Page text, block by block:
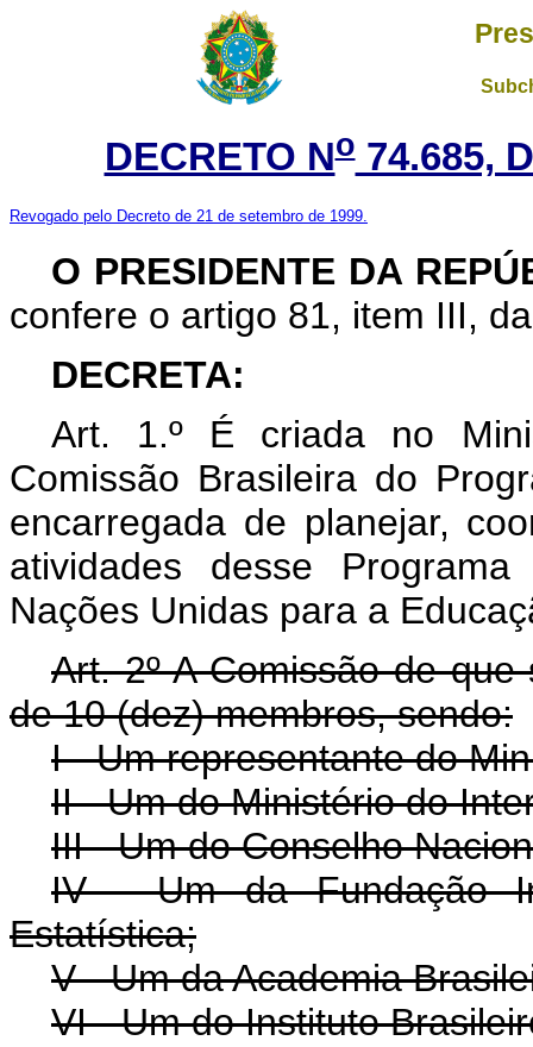
DECRETO No74.685,
Revogado pelo Decreto de 21 de setembro de 1999.
O PRESIDENTE DA
confere o artigo 81, item III,
DECRETA:
Art. 1.º É criada no
Comissão Brasileira do
encarregada de planejar,
atividades desse
Nações Unidas para a
Art. 2º A Comissão de
de 10 (dez) membros, sendo:
I - Um representante do
II - Um do Ministério do
III - Um do Conselho
IV - Um da Fundação
Estatística;
V - Um da Academia
VI - Um do Instituto